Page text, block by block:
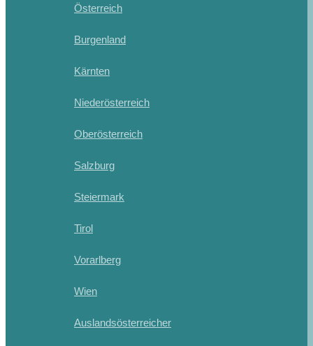
Österreich
Burgenland
Kärnten
Niederösterreich
Oberösterreich
Salzburg
Steiermark
Tirol
Vorarlberg
Wien
Auslandsösterreicher